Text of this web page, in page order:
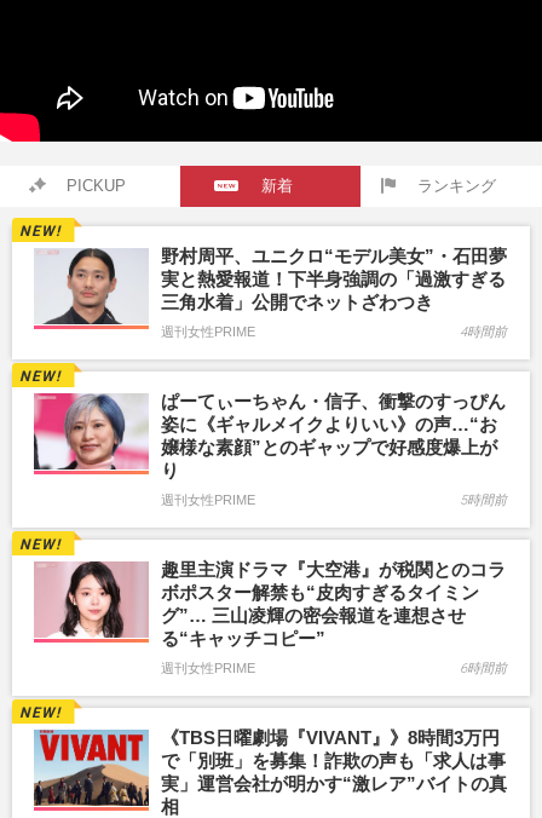
PICKUP 新着 ランキング
野村周平、ユニクロ“モデル美女”・石田夢
実と熱愛報道！下半身強調の「過激すぎる
三角水着」公開でネットざわつき
週刊女性PRIME 4時間前
ぱーてぃーちゃん・信子、衝撃のすっぴん
姿に《ギャルメイクよりいい》の声…“お
嬢様な素顔”とのギャップで好感度爆上が
り
週刊女性PRIME 5時間前
趣里主演ドラマ『大空港』が税関とのコラ
ボポスター解禁も“皮肉すぎるタイミン
グ”… 三山凌輝の密会報道を連想させ
る“キャッチコピー”
週刊女性PRIME 6時間前
《TBS日曜劇場『VIVANT』》8時間3万円
で「別班」を募集！詐欺の声も「求人は事
実」運営会社が明かす“激レア”バイトの真
相